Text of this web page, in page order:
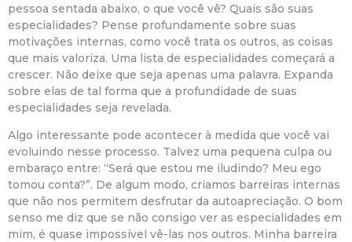
pessoa sentada abaixo, o que você vê? Quais são suas
especialidades? Pense profundamente sobre suas
motivações internas, como você trata os outros, as coisas
que mais valoriza. Uma lista de especialidades começará a
crescer. Não deixe que seja apenas uma palavra. Expanda
sobre elas de tal forma que a profundidade de suas
especialidades seja revelada.
Algo interessante pode acontecer à medida que você vai
evoluindo nesse processo. Talvez uma pequena culpa ou
embaraço entre: “Será que estou me iludindo? Meu ego
tomou conta?”. De algum modo, criamos barreiras internas
que não nos permitem desfrutar da autoapreciação. O bom
senso me diz que se não consigo ver as especialidades em
mim, é quase impossível vê-las nos outros. Minha barreira